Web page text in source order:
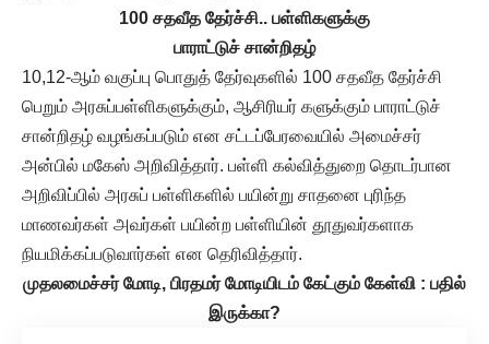
100 சதவீத தேர்ச்சி.. பள்ளிகளுக்கு
பாராட்டுச் சான்றிதழ்
10,12-ஆம் வகுப்பு பொதுத் தேர்வுகளில் 100 சதவீத தேர்ச்சி
பெறும் அரசுப்பள்ளிகளுக்கும், ஆசிரியர் களுக்கும் பாராட்டுச்
சான்றிதழ் வழங்கப்படும் என சட்டப்பேரவையில் அமைச்சர்
அன்பில் மகேஸ் அறிவித்தார். பள்ளி கல்வித்துறை தொடர்பான
அறிவிப்பில் அரசுப் பள்ளிகளில் பயின்று சாதனை புரிந்த
மாணவர்கள் அவர்கள் பயின்ற பள்ளியின் தூதுவர்களாக
நியமிக்கப்படுவார்கள் என தெரிவித்தார்.
முதலமைச்சர் மோடி, பிரதமர் மோடியிடம் கேட்கும் கேள்வி : பதில்
இருக்கா?